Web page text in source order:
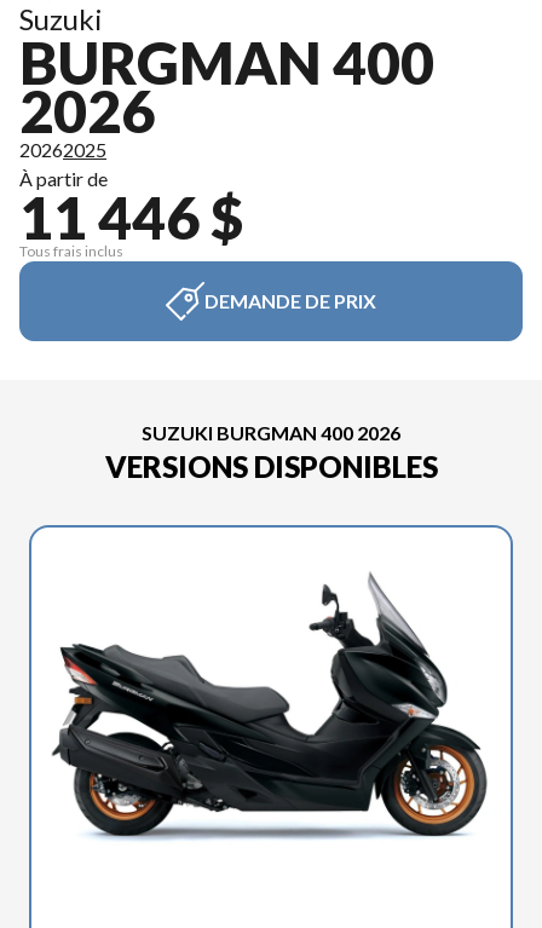
Suzuki
BURGMAN 400
2026
20262025
À partir de
11 446 $
Tous frais inclus
DEMANDE DE PRIX
SUZUKI BURGMAN 400 2026
VERSIONS DISPONIBLES